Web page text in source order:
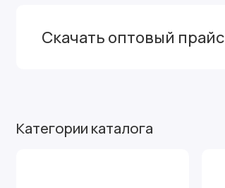
Скачать оптовый прайс
Категории каталога